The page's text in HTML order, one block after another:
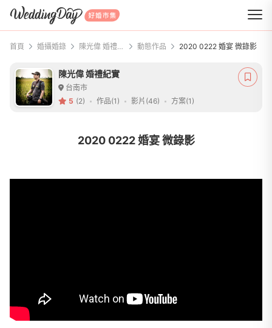
WeddingDay 好婚市集
首頁 婚攝婚錄 陳光偉 婚禮紀實 動態作品 2020 0222 婚宴 微錄影
陳光偉 婚禮紀實
台南市
5 (2) 作品(1) 影片(46) 方案(1)
2020 0222 婚宴 微錄影